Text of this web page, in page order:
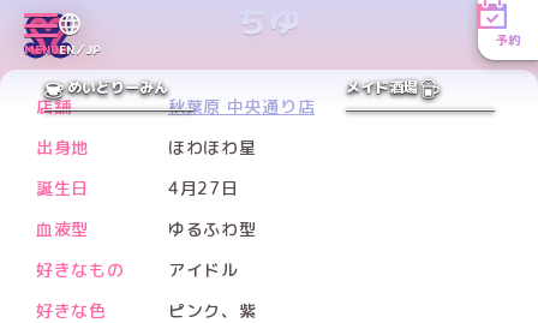
MENUEN／JP
予約
めいどりーみん メイド酒場
ちゆ
PREV
NEXT
店舗
秋葉原 中央通り店
出身地
ほわほわ星
誕生日
4月27日
血液型
ゆるふわ型
好きなもの
アイドル
好きな色
ピンク、紫